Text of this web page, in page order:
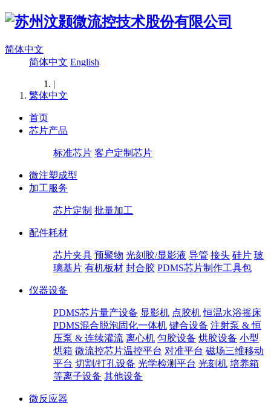
简体中文
简体中文 English
|
繁体中文
首页
芯片产品
标准芯片 客户定制芯片
微注塑成型
加工服务
芯片定制 批量加工
配件耗材
芯片夹具 预聚物 光刻胶/显影液 导管 接头 硅片 玻
璃基片 有机板材 封合胶 PDMS芯片制作工具包
仪器设备
PDMS芯片量产设备 显影机 点胶机 恒温水浴摇床
PDMS混合脱泡固化一体机 键合设备 注射泵 & 恒
压泵 & 连续灌流 离心机 匀胶设备 烘胶设备 小型
烘箱 微流控芯片温控平台 对准平台 磁场三维移动
平台 切割/打孔设备 光学检测平台 光刻机 培养箱
等离子设备 其他设备
微反应器